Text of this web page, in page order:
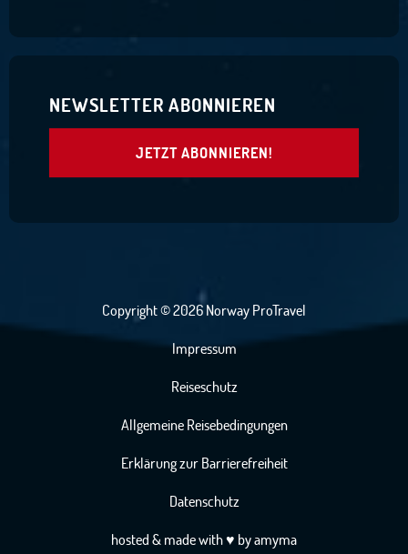
NEWSLETTER ABONNIEREN
JETZT ABONNIEREN!
Copyright © 2026 Norway ProTravel
Impressum
Reiseschutz
Allgemeine Reisebedingungen
Erklärung zur Barrierefreiheit
Datenschutz
hosted & made with♥ byamyma